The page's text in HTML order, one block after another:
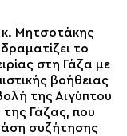
Μητσοτάκης
το
στη Γάζα με
βοήθειας
της Αιγύπτου
Γάζας, που
συζήτησης